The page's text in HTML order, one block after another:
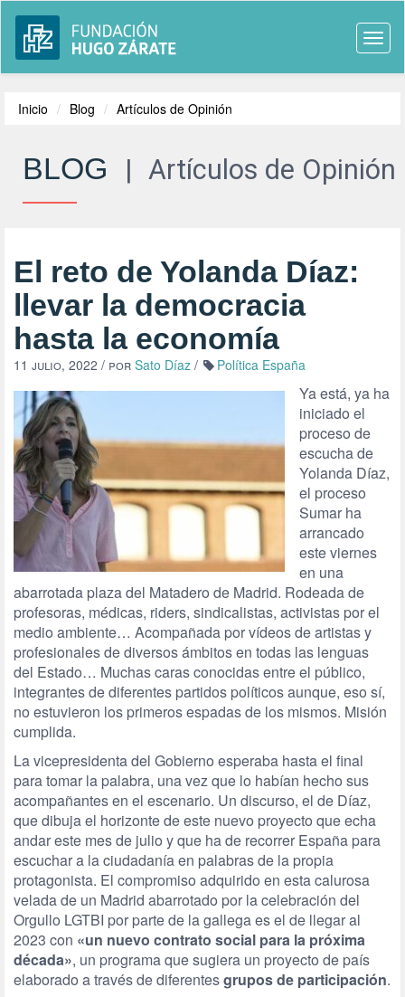
Inicio Blog Artículos de Opinión
BLOG | Artículos de Opinión
El reto de Yolanda Díaz:
llevar la democracia
hasta la economía
11 julio, 2022 / por Sato Díaz / Política España
Ya está, ya ha
iniciado el
proceso de
escucha de
Yolanda Díaz,
el proceso
Sumar ha
arrancado
este viernes
en una
abarrotada plaza del Matadero de Madrid. Rodeada de
profesoras, médicas, riders, sindicalistas, activistas por el
medio ambiente… Acompañada por vídeos de artistas y
profesionales de diversos ámbitos en todas las lenguas
del Estado… Muchas caras conocidas entre el público,
integrantes de diferentes partidos políticos aunque, eso sí,
no estuvieron los primeros espadas de los mismos. Misión
cumplida.
La vicepresidenta del Gobierno esperaba hasta el final
para tomar la palabra, una vez que lo habían hecho sus
acompañantes en el escenario. Un discurso, el de Díaz,
que dibuja el horizonte de este nuevo proyecto que echa
andar este mes de julio y que ha de recorrer España para
escuchar a la ciudadanía en palabras de la propia
protagonista. El compromiso adquirido en esta calurosa
velada de un Madrid abarrotado por la celebración del
Orgullo LGTBI por parte de la gallega es el de llegar al
2023 con «un nuevo contrato social para la próxima
década», un programa que sugiera un proyecto de país
elaborado a través de diferentesgrupos de participación.